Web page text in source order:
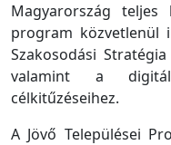
Magyarország
program közvetlenül
Szakosodási
valamint a
célkitűzéseihez.
A Jövő Települései